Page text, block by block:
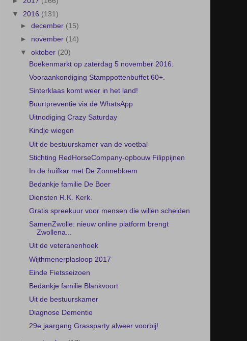
► 2017 (166)
▼ 2016 (131)
►december (15)
► november (14)
▼ oktober (20)
Boekenmarkt op zaterdag 5 november 2016.
Vooraankondiging Stamppottenbuffet 60+.
Sinterklaas komt weer in het land!
Buurtpreventie via de WhatsApp
Uitnodiging Crazy Saturday
Kindje wiegen
Uit de bestuurskamer van de voetbal
Stichting RedHorseCompany-opbouw Filippijnen
In de huifkar met De Zonnebloem
Bedankje familie De Boer
Diensten R.K. Kerk.
Gratis spreekuur voor mensen die willen scheiden
SamenZwolle: nieuw online platform brengt
Zwollena...
Uit de veteranenhoek
Wijthmenerplasloop 2017
Einde Fietsseizoen
Bedankje familie Blankvoort
Uit de bestuurskamer
Diagnose Dementie
29e jaargang Grassparty alweer voorbij!